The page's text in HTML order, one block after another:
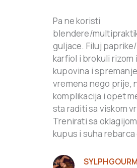
Pa ne koristi
blendere/
guljace. Filuj
karfiol i brokuli rizom
kupovina i
vremena nego prije,
komplikacija i opet
sta raditi sa viskom
Trenirati sa
kupus i suha